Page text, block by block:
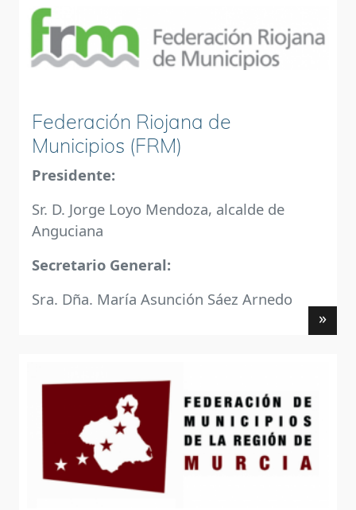
Federación Riojana de
Municipios (FRM)
Presidente:
Sr. D. Jorge Loyo Mendoza, alcalde de
Anguciana
Secretario General:
Sra. Dña. María Asunción Sáez Arnedo
»